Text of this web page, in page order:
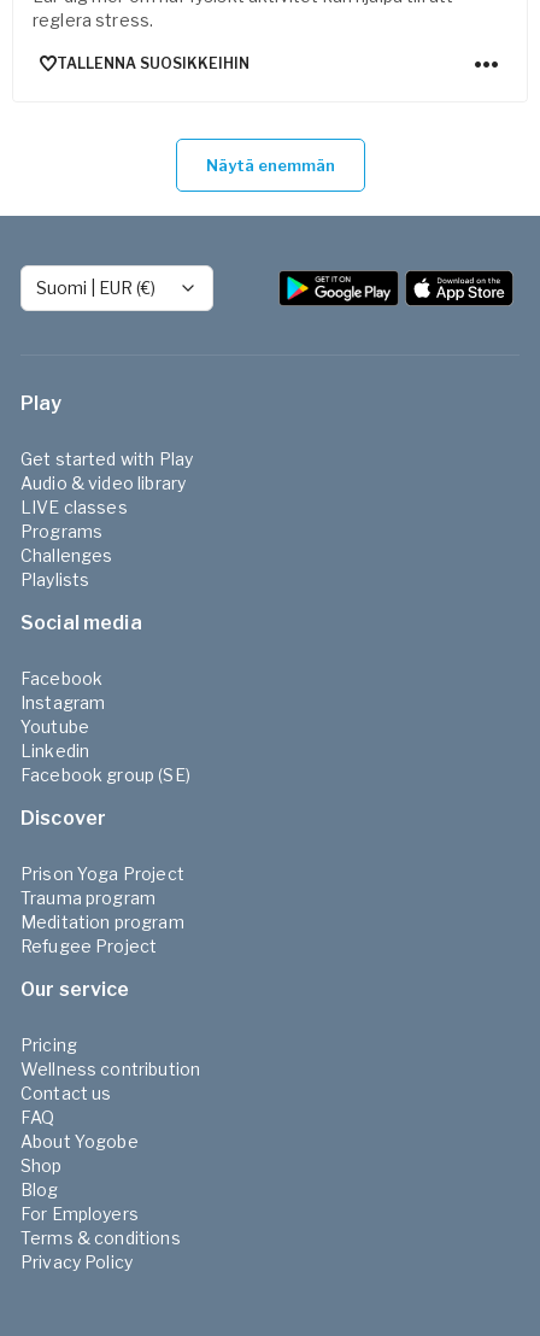
reglera stress.
TALLENNA SUOSIKKEIHIN
Näytä enemmän
Suomi EUR (€)
Play
Get started with Play
Audio & video library
LIVE classes
Programs
Challenges
Playlists
Social media
Facebook
Instagram
Youtube
Linkedin
Facebook group (SE)
Discover
Prison Yoga Project
Trauma program
Meditation program
Refugee Project
Our service
Pricing
Wellness contribution
Contact us
FAQ
About Yogobe
Shop
Blog
For Employers
Terms & conditions
Privacy Policy